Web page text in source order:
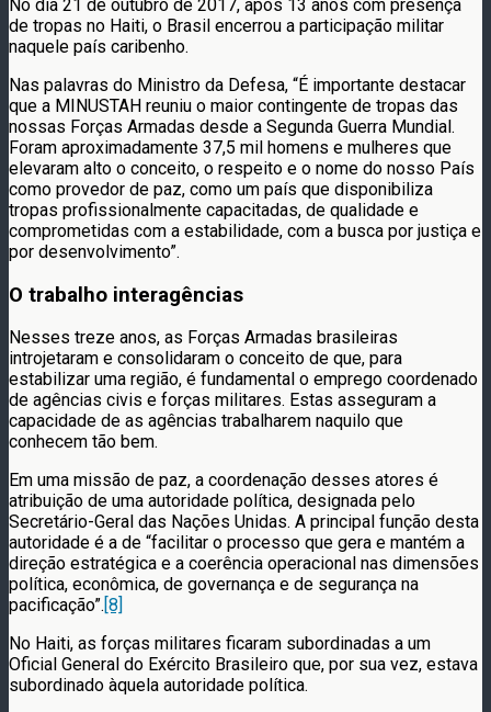
No dia 21 de outubro de 2017, após 13 anos com presença
de tropas no Haiti, o Brasil encerrou a participação militar
naquele país caribenho.
Nas palavras do Ministro da Defesa, “É importante destacar
que a MINUSTAH reuniu o maior contingente de tropas das
nossas Forças Armadas desde a Segunda Guerra Mundial.
Foram aproximadamente 37,5 mil homens e mulheres que
elevaram alto o conceito, o respeito e o nome do nosso País
como provedor de paz, como um país que disponibiliza
tropas profissionalmente capacitadas, de qualidade e
comprometidas com a estabilidade, com a busca por justiça e
por desenvolvimento”.
O trabalho interagências
Nesses treze anos, as Forças Armadas brasileiras
introjetaram e consolidaram o conceito de que, para
estabilizar uma região, é fundamental o emprego coordenado
de agências civis e forças militares. Estas asseguram a
capacidade de as agências trabalharem naquilo que
conhecem tão bem.
Em uma missão de paz, a coordenação desses atores é
atribuição de uma autoridade política, designada pelo
Secretário-Geral das Nações Unidas. A principal função desta
autoridade é a de “facilitar o processo que gera e mantém a
direção estratégica e a coerência operacional nas dimensões
política, econômica, de governança e de segurança na
pacificação”. [8]
No Haiti, as forças militares ficaram subordinadas a um
Oficial General do Exército Brasileiro que, por sua vez, estava
subordinado àquela autoridade política.